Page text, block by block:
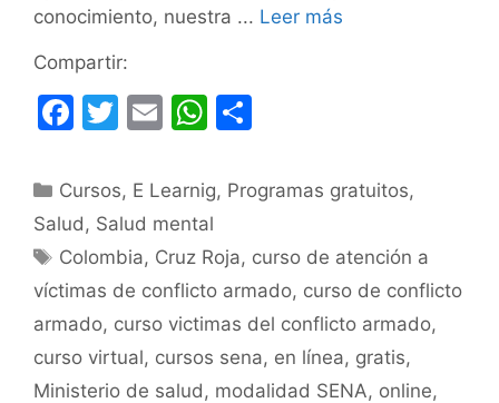
conocimiento, nuestra ... Leer más
Compartir:
F
c
e
b
o
o
k
T
itt
er
E
ai
l
W
at
s
A
p
p
m
ar
tir
Categorías
Cursos, E Learnig, Programas gratuitos,
Salud , Salud mental
Etiquetas
Colombia, Cruz Roja, curso de atención a
víctimas de conflicto armado, curso de conflicto
armado, curso victimas del conflicto armado,
curso virtual, cursos sena, en línea, gratis,
Ministerio de salud , modalidad SENA, online,